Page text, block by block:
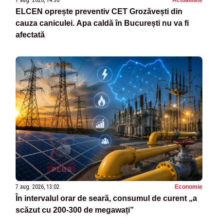
ELCEN oprește preventiv CET Grozăvești din
cauza caniculei. Apa caldă în București nu va fi
afectată
7 aug. 2026, 13:02 Economie
În intervalul orar de seară, consumul de curent „a
scăzut cu 200-300 de megawați”